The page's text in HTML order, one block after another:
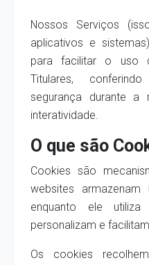
Nossos Serviços
aplicativos e
para facilitar o uso
Titulares,
segurança durante a
interatividade.
O que são
Cookies são
websites
enquanto ele
personalizam e
Os cookies